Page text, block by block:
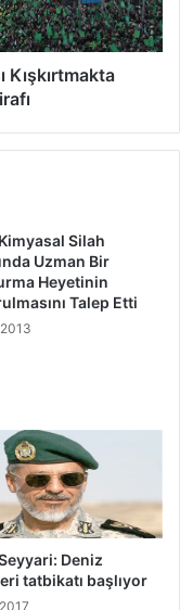
Kışkırtmakta
Silah
Uzman Bir
Heyetinin
Talep Etti
Deniz
tatbikatı başlıyor